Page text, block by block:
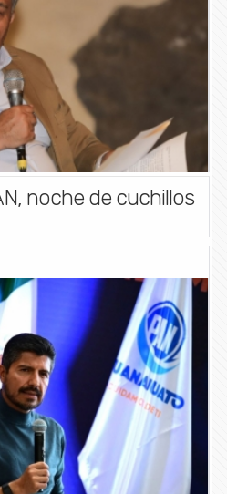
noche de cuchillos